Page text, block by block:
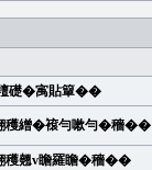
礎�㝢貼簞��
穫繒�䙛勻嗽勻�穡��
穫翹v瞻羅瞻�穡��